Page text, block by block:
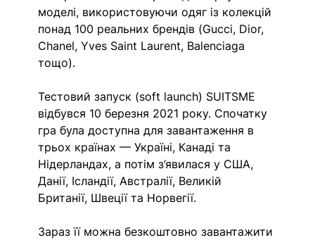
моделі, використовуючи одяг із колекцій
понад 100 реальних брендів (Gucci, Dior,
Chanel, Yves Saint Laurent, Balenciaga
тощо).
Тестовий запуск (soft launch) SUITSME
відбувся 10 березня 2021 року. Спочатку
гра була доступна для завантаження в
трьох країнах — Україні, Канаді та
Нідерландах, а потім з’явилася у США,
Данії, Ісландії, Австралії, Великій
Британії, Швеції та Норвегії.
Зараз її можна безкоштовно завантажити